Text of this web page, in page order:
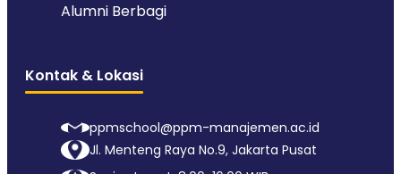
Alumni Berbagi
Kontak & Lokasi
ppmschool@ppm-manajemen.ac.id
Jl. Menteng Raya No.9, Jakarta Pusat